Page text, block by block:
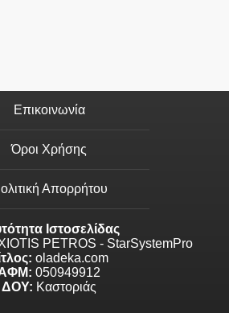
Επικοινωνία
Όροι Χρήσης
Απορρήτου
Ιστοσελίδας
PETROS - StarSystemPro
oladeka.com
050949912
ΔΟΥ: Καστοριάς